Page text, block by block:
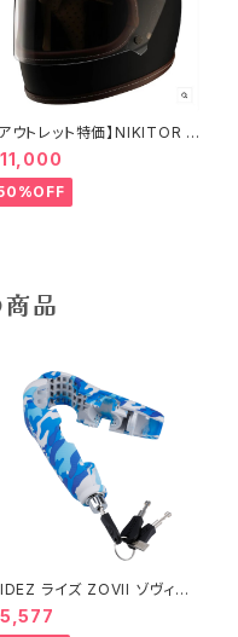
アウトレット特価】NIKITOR レ
ワンヘルメット フラットブラ
ク Mサイズ RIDEZ バイク用
ルメット
品
ライズ ZOVII ゾヴィー
ラームグリップロック ZHL 盗
防止警報付きバイクロック